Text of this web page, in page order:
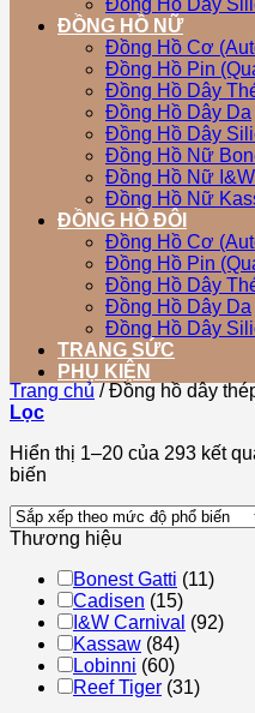
Đồng Hồ Dây
ĐỒNG HỒ NỮ
Đồng Hồ Cơ
Đồng Hồ Pin
Đồng Hồ Dây
Đồng Hồ Dây Da
Đồng Hồ Dây
Đồng Hồ Nữ
Đồng Hồ Nữ
Đồng Hồ Nữ
ĐỒNG HỒ ĐÔI
Đồng Hồ Cơ
Đồng Hồ Pin
Đồng Hồ Dây
Đồng Hồ Dây Da
Đồng Hồ Dây
TRANG SỨC
PHỤ KIỆN
Trang chủ /Đồng hồ dây
Lọc
Hiển thị 1–20 của 293 kết
biến
Thương hiệu
Bonest Gatti (11)
Cadisen (15)
I&W Carnival (92)
Kassaw (84)
Lobinni (60)
Reef Tiger (31)